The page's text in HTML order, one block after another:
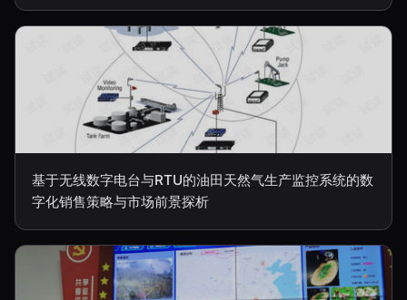
基于无线数字电台与RTU的油田天然气生产监控系统的数
字化销售策略与市场前景探析